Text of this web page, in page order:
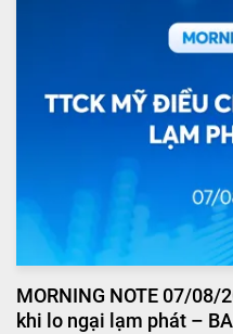
MORNING NOTE 07/
khi lo ngại lạm phát –